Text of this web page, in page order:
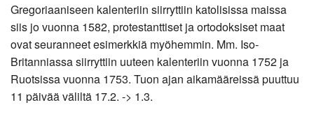
Gregoriaaniseen kalenteriin siirryttiin katolisissa maissa
siis jo vuonna 1582, protestanttiset ja ortodoksiset maat
ovat seuranneet esimerkkiä myöhemmin. Mm. Iso-
Britanniassa siirryttiin uuteen kalenteriin vuonna 1752 ja
Ruotsissa vuonna 1753. Tuon ajan aikamääreissä puuttuu
11 päivää väliltä 17.2. -> 1.3.